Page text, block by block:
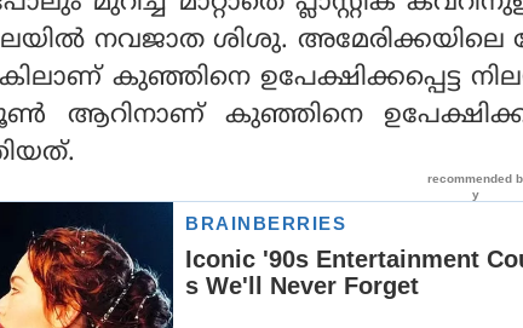
നിലയിൽ നവജാത ശിശു.
കുഞ്ഞിനെ ഉപേക്ഷിക്കപ്പെട്ട
ആറിനാണ് കുഞ്ഞിനെ